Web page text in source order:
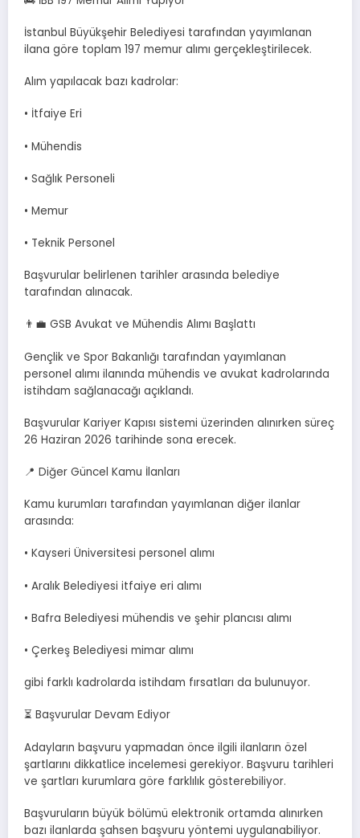
İstanbul Büyükşehir Belediyesi tarafından yayımlanan
ilana göre toplam 197 memur alımı gerçekleştirilecek.
Alım yapılacak bazı kadrolar:
• İtfaiye Eri
• Mühendis
• Sağlık Personeli
• Memur
• Teknik Personel
Başvurular belirlenen tarihler arasında belediye
tarafından alınacak.
👨‍💼 GSB Avukat ve Mühendis Alımı Başlattı
Gençlik ve Spor Bakanlığı tarafından yayımlanan
personel alımı ilanında mühendis ve avukat kadrolarında
istihdam sağlanacağı açıklandı.
Başvurular Kariyer Kapısı sistemi üzerinden alınırken süreç
26 Haziran 2026 tarihinde sona erecek.
📍 Diğer Güncel Kamu İlanları
Kamu kurumları tarafından yayımlanan diğer ilanlar
arasında:
• Kayseri Üniversitesi personel alımı
• Aralık Belediyesi itfaiye eri alımı
• Bafra Belediyesi mühendis ve şehir plancısı alımı
• Çerkeş Belediyesi mimar alımı
gibi farklı kadrolarda istihdam fırsatları da bulunuyor.
⏳ Başvurular Devam Ediyor
Adayların başvuru yapmadan önce ilgili ilanların özel
şartlarını dikkatlice incelemesi gerekiyor. Başvuru tarihleri
ve şartları kurumlara göre farklılık gösterebiliyor.
Başvuruların büyük bölümü elektronik ortamda alınırken
bazı ilanlarda şahsen başvuru yöntemi uygulanabiliyor.